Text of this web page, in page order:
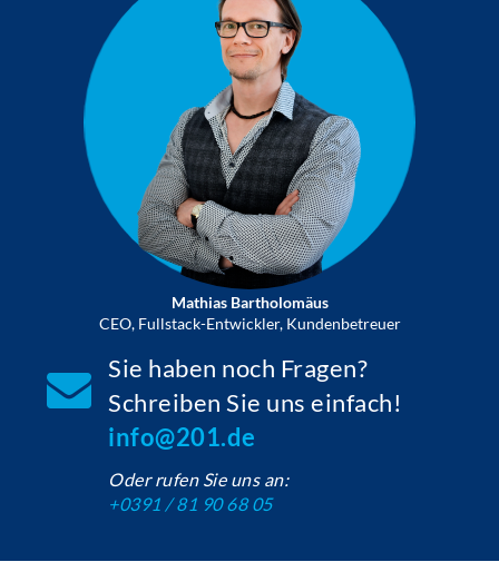
Mathias Bartholomäus
CEO, Fullstack-Entwickler, Kundenbetreuer
Sie haben noch Fragen?
Schreiben Sie uns einfach!
info@201.de
Oder rufen Sie uns an:
+0391 / 81 90 68 05